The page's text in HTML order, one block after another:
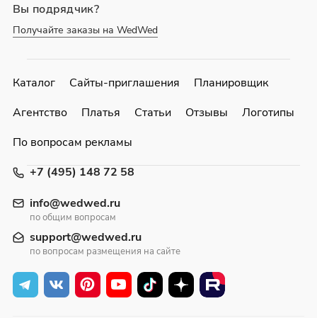
Вы подрядчик?
Получайте заказы на WedWed
+7 (495) 148 72 58
info@wedwed.ru
по общим вопросам
support@wedwed.ru
по вопросам размещения на сайте
Каталог Сайты-приглашения
Планировщик
Агентство
Платья Статьи Отзывы
Логотипы
По вопросам рекламы